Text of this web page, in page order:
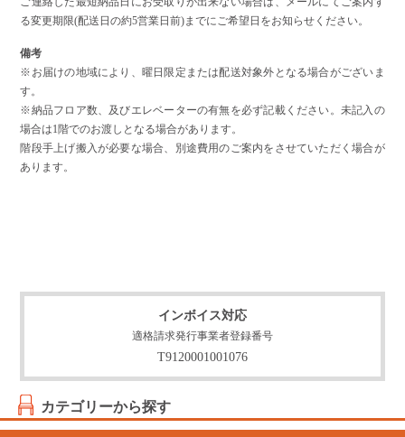
る変更期限(配送日の約5営業日前)までにご希望日をお知らせください。
備考
※お届けの地域により、曜日限定または配送対象外となる場合がございま
す。
※納品フロア数、及びエレベーターの有無を必ず記載ください。未記入の
場合は1階でのお渡しとなる場合があります。
階段手上げ搬入が必要な場合、別途費用のご案内をさせていただく場合が
あります。
インボイス対応
適格請求発行事業者登録番号
T9120001001076
カテゴリーから探す